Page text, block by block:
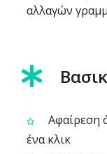
αλλαγών
Αφαίρεση
ένα κλικ